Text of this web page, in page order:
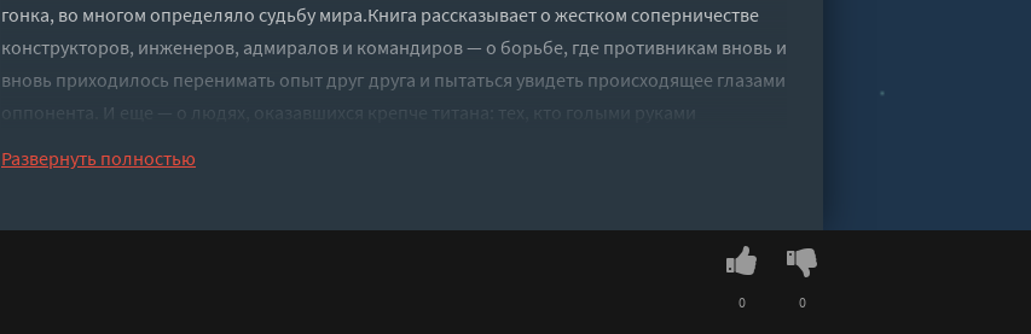
гонка, во многом определяло судьбу мира.Книга рассказывает о жестком соперничестве
конструкторов, инженеров, адмиралов и командиров — о борьбе, где противникам вновь и
вновь приходилось перенимать опыт друг друга и пытаться увидеть происходящее глазами
оппонента. И еще — о людях, оказавшихся крепче титана: тех, кто голыми руками
затопляемом отсеке, держал на прицеле корабли вероятного противника и нес на себе
Слушать аудиокнигу "Искусство подводной войны. СССР против США, 1945-1972 - Леонов
Развернуть полностью
0 0